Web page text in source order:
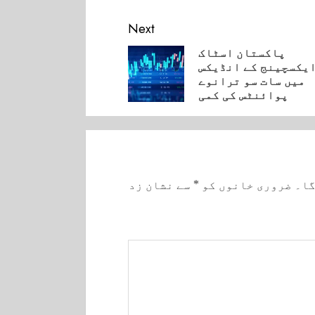
Next
پاکستان اسٹاک
ایکسچینج کے انڈیکس
میں سات سو ترانوے
پوائنٹس کی کمی
ضروری خانوں کو * سے نشان زد